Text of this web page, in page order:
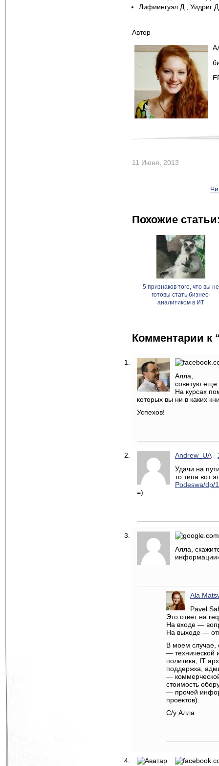
Лифиингуэл Д., Уидриг
Автор
11 Июня, 2013
Похожие
5 признаков того, что вы не
готовы стать бизнес-
аналитиком в ИТ
Комментарии к
Алла,
советую еще
На курсах
которых вы ни в каких
Успехов!
Andrew_UA-
Удачи на
то типа вот
Podeswa/dp/
=)
Алла,
Ala
Pavel
Это ответ на
На входе —
На выходе —
В моем случае,
— технической
политика, IT
поддержка,
—
стоимость
— прочей
проектов).
С/у Алла